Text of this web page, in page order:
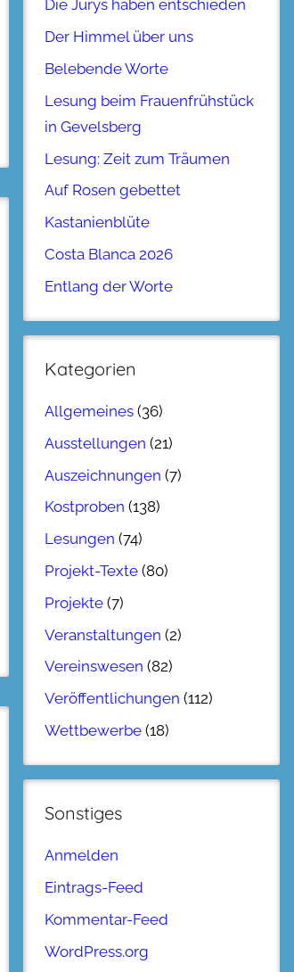
Die Jurys haben entschieden
Der Himmel über uns
Belebende Worte
Lesung beim Frauenfrühstück
in Gevelsberg
Lesung: Zeit zum Träumen
Auf Rosen gebettet
Kastanienblüte
Costa Blanca 2026
Entlang der Worte
Kategorien
Allgemeines (36)
Ausstellungen (21)
Auszeichnungen (7)
Kostproben (138)
Lesungen (74)
Projekt-Texte (80)
Projekte (7)
Veranstaltungen (2)
Vereinswesen (82)
Veröffentlichungen (112)
Wettbewerbe (18)
Sonstiges
Anmelden
Eintrags-Feed
Kommentar-Feed
WordPress.org